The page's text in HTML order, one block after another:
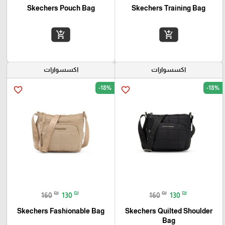
Skechers Training Bag
add_shopping_cart
Skechers Pouch Bag
add_shopping_cart
اكسسوارات
favorite_border -18%
160 ₪ 130 ₪
Skechers Quilted Shoulder
Bag
اكسسوارات
favorite_border -18%
160 ₪ 130 ₪
Skechers Fashionable Bag